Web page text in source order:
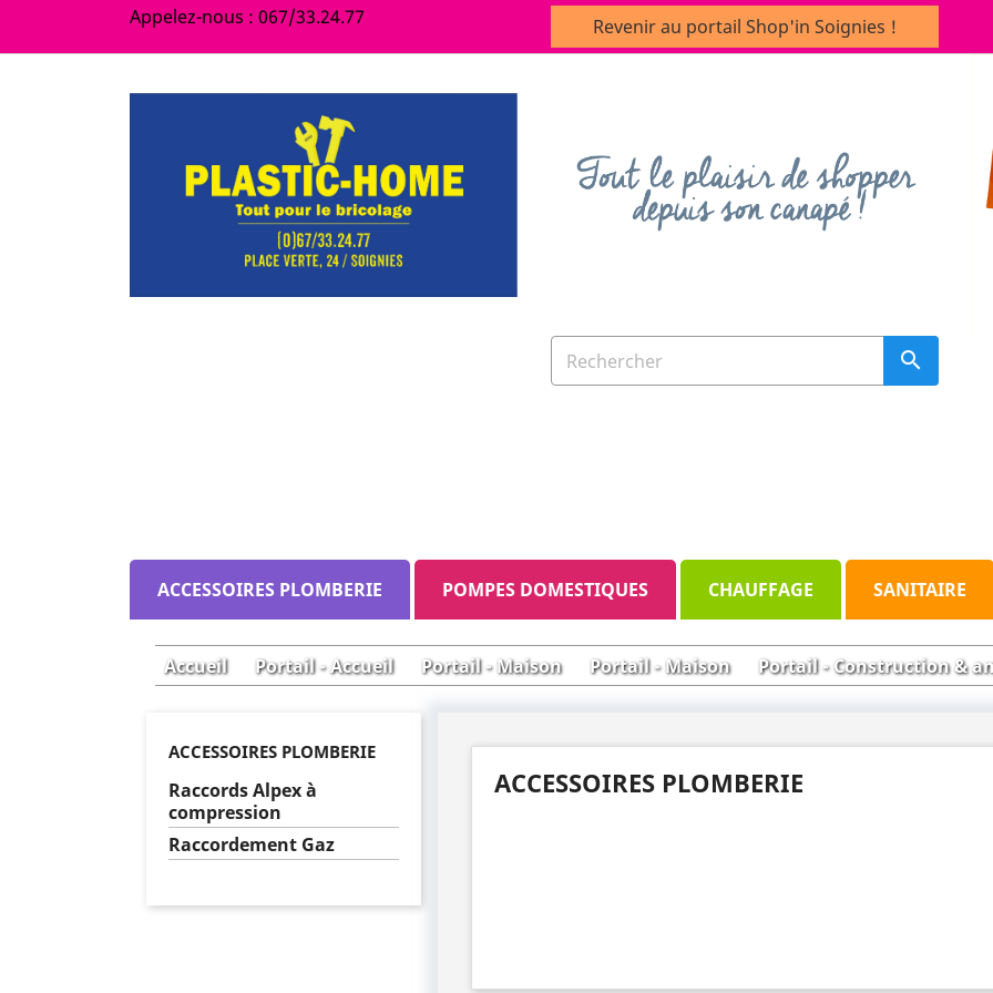
Appelez-nous : 067/33.24.77 Revenir au portail Shop'in Soignies !

ACCESSOIRES PLOMBERIE POMPES DOMESTIQUES CHAUFFAGE SANITAIRE
Accueil Portail - Accueil Portail - Maison Portail - Maison Portail - Construction &
ACCESSOIRES PLOMBERIE
Raccords Alpex à
compression
Raccordement Gaz
ACCESSOIRES PLOMBERIE